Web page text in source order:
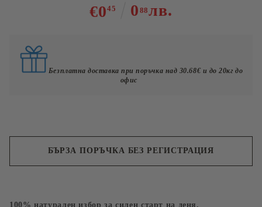
€045 0 88лв.
Безплатна доставка при поръчка над 30.68€ и до 20кг до
офис
100% натурален избор за силен старт на деня.
БЪРЗА ПОРЪЧКА БЕЗ РЕГИСТРАЦИЯ
Ние ще се свържем с вас в рамките на работния ден.